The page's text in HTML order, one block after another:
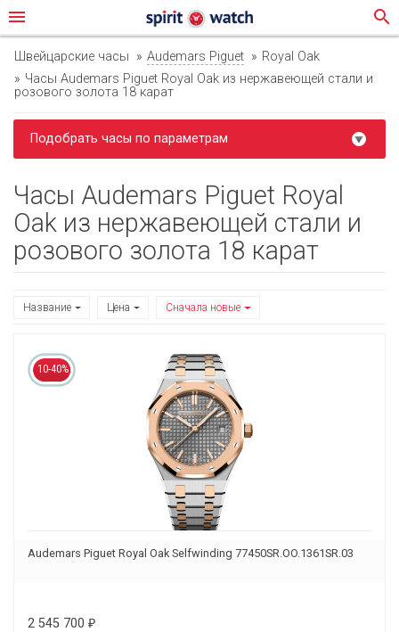
menu search
Швейцарские часы Audemars Piguet
Royal Oak
Часы Audemars Piguet Royal Oak из нержавеющей стали и
розового золота 18 карат
Подобрать часы по параметрам
Часы Audemars Piguet Royal
Oak из нержавеющей стали и
розового золота 18 карат
Название Цена Сначала новые
10-40%
Audemars Piguet Royal Oak Selfwinding 77450SR.OO.1361SR.03
2 545 700 ₽